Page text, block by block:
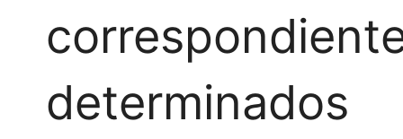
determinados